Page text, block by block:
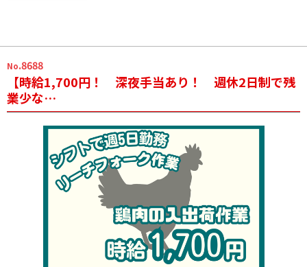
No.8688
【時給1,700円！ 深夜手当あり！ 週休2日制で残
業少な…